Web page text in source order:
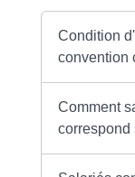
Condition
convention
Comment
correspond